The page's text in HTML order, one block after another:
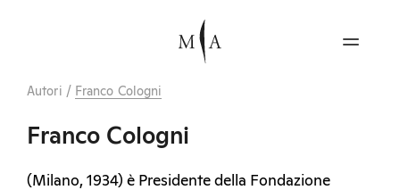
Autori / Franco Cologni
Franco Cologni
(Milano, 1934) è Presidente della Fondazione